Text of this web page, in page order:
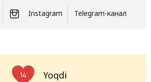
Instagram Telegram-канал
14 Yoqdi